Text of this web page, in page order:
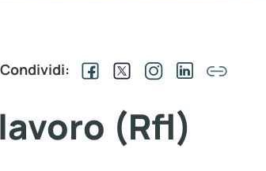
Condividi:
(Rfl)